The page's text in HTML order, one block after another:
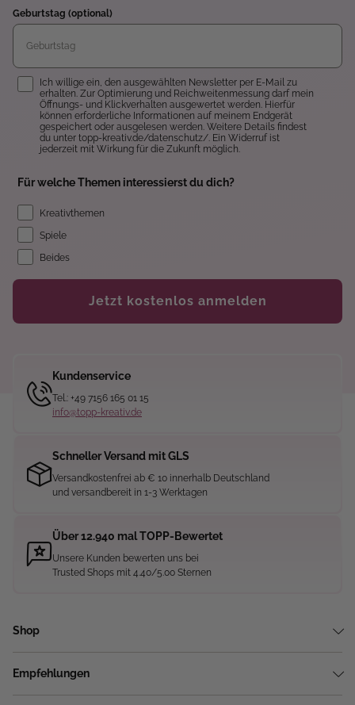
Geburtstag (optional)
Einwilligung
Ich willige ein, den ausgewählten Newsletter per E-Mail zu
erhalten. Zur Optimierung und Reichweitenmessung darf mein
Öffnungs- und Klickverhalten ausgewertet werden. Hierfür
können erforderliche Informationen auf meinem Endgerät
gespeichert oder ausgelesen werden. Weitere Details findest
du unter topp-kreativ.de/datenschutz/. Ein Widerruf ist
jederzeit mit Wirkung für die Zukunft möglich.
Für welche Themen interessierst du dich?
Kreativthemen
Spiele
Beides
Jetzt kostenlos anmelden
Kundenservice
Tel.: +49 7156 165 01 15
info@topp-kreativ.de
Schneller Versand mit GLS
Versandkostenfrei ab € 10 innerhalb Deutschland
und versandbereit in 1-3 Werktagen
Über 12.940 mal TOPP-Bewertet
Unsere Kunden bewerten uns bei
Trusted Shops mit 4.40/5.00 Sternen
Shop
Empfehlungen